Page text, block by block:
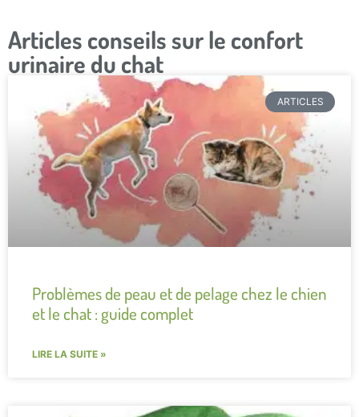
Articles conseils sur le confort
urinaire du chat
ARTICLES
Problèmes de peau et de pelage chez le chien
et le chat : guide complet
LIRE LA SUITE »